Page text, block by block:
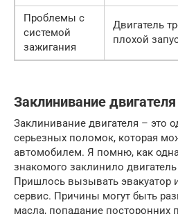
Проблемы с
системой
зажигания
Двигатель
плохой
Заклинивание двигателя
Заклинивание двигателя – это
серьезных поломок, которая
автомобилем. Я помню, как
знакомого заклинило
Пришлось вызывать эвакуатор
сервис. Причины могут быть
масла, попадание посторонних